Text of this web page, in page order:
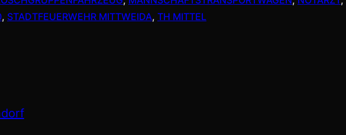
, STADTFEUERWEHR MITTWEIDA, TH MITTEL